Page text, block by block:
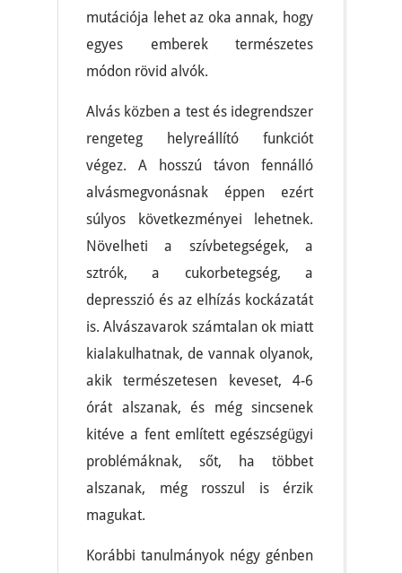
mutációja lehet az oka annak, hogy
egyes emberek természetes
módon rövid alvók.
Alvás közben a test és idegrendszer
rengeteg helyreállító funkciót
végez. A hosszú távon fennálló
alvásmegvonásnak éppen ezért
súlyos következményei lehetnek.
Növelheti a szívbetegségek, a
sztrók, a cukorbetegség, a
depresszió és az elhízás kockázatát
is. Alvászavarok számtalan ok miatt
kialakulhatnak, de vannak olyanok,
akik természetesen keveset, 4-6
órát alszanak, és még sincsenek
kitéve a fent említett egészségügyi
problémáknak, sőt, ha többet
alszanak, még rosszul is érzik
magukat.
Korábbi tanulmányok négy génben